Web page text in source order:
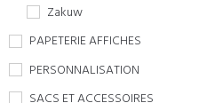
Zakuw
PAPETERIE AFFICHES
PERSONNALISATION
SACS ET ACCESSOIRES